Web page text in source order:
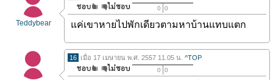
Teddybear
0 0
แค่เขาหายไปพักเดียวตามหาบ้านแทบแตก
16 เมื่อ 17 เมษายน พ.ศ. 2557 11.05 น. ^TOP
0 0